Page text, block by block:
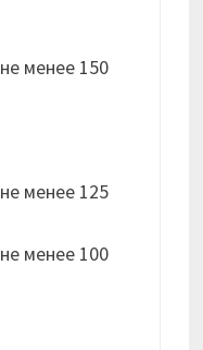
не менее 150
не менее 125
не менее 100